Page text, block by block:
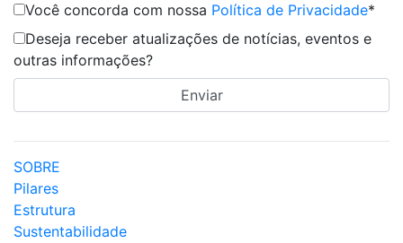
Você concorda com nossa Política de Privacidade*
Deseja receber atualizações de notícias, eventos e
outras informações?
SOBRE
Pilares
Estrutura
Sustentabilidade